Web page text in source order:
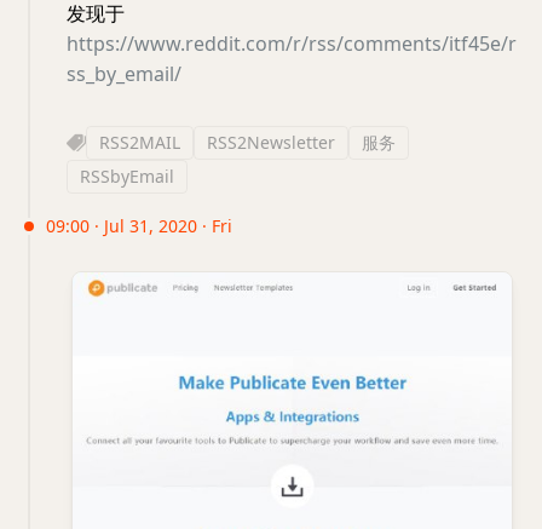
发现于
https://www.reddit.com/r/rss/comments/itf45e/r
ss_by_email/
RSS2MAIL RSS2Newsletter
服务
RSSbyEmail
09:00 · Jul 31, 2020 · Fri